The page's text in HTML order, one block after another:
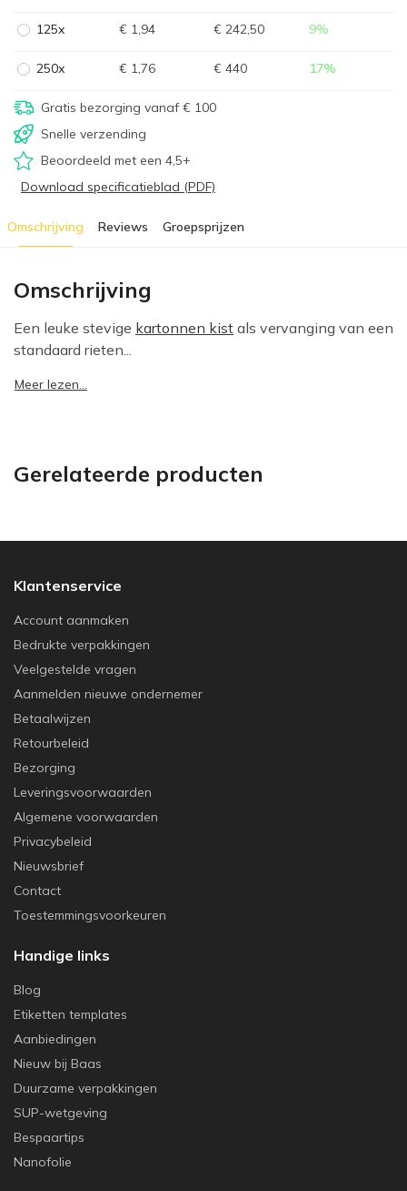
125x € 1,94 € 242,50 9%
250x € 1,76 € 440 17%
Gratis bezorging vanaf € 100
Snelle verzending
Beoordeeld met een 4,5+
Download specificatieblad (PDF)
Omschrijving Reviews Groepsprijzen
Omschrijving
Een leuke stevige kartonnen kist als vervanging van een
standaard rieten...
Meer lezen...
Gerelateerde producten
Klantenservice
Account aanmaken
Bedrukte verpakkingen
Veelgestelde vragen
Aanmelden nieuwe ondernemer
Betaalwijzen
Retourbeleid
Bezorging
Leveringsvoorwaarden
Algemene voorwaarden
Privacybeleid
Nieuwsbrief
Contact
Toestemmingsvoorkeuren
Handige links
Blog
Etiketten templates
Aanbiedingen
Nieuw bij Baas
Duurzame verpakkingen
SUP-wetgeving
Bespaartips
Nanofolie